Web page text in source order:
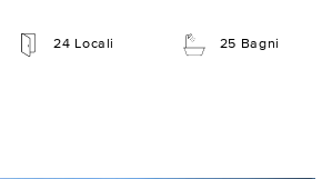
24 Locali 25 Bagni